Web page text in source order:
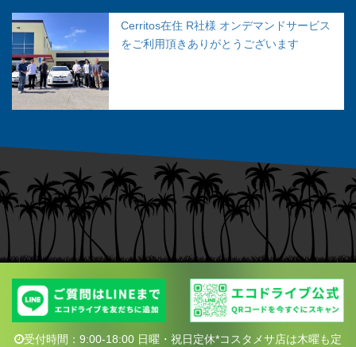
Cerritos在住 R社様 オンデマンドサービス
をご利用頂きありがとうございます
受付時間：9:00-18:00 日曜・祝日定休*コスタメサ店は木曜も定